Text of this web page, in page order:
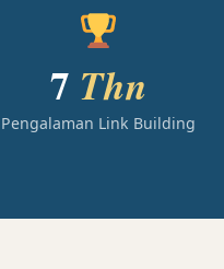
7 Thn
Pengalaman Link Building